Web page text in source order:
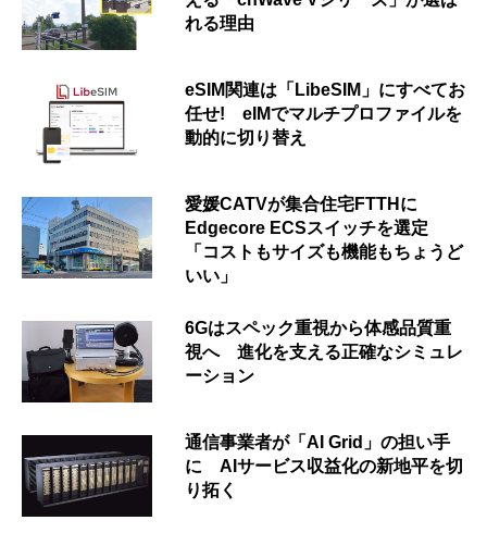
れる理由
eSIM関連は「LibeSIM」にすべてお
任せ! eIMでマルチプロファイルを
動的に切り替え
愛媛CATVが集合住宅FTTHに
Edgecore ECSスイッチを選定
「コストもサイズも機能もちょうど
いい」
6Gはスペック重視から体感品質重
視へ 進化を支える正確なシミュレ
ーション
通信事業者が「AI Grid」の担い手
に AIサービス収益化の新地平を切
り拓く